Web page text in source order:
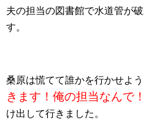
夫の担当の図書館で水道管が
す。
桑原は慌てて誰かを行かせよう
きます！俺の担当なんで！
け出して行きました。